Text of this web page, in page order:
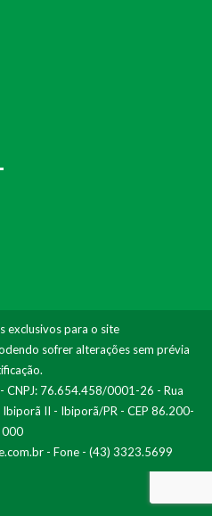
exclusivos para o site
sofrer alterações sem prévia
CNPJ: 76.654.458/0001-26 - Rua
II - Ibiporã/PR - CEP 86.200-
000
- Fone - (43) 3323.5699